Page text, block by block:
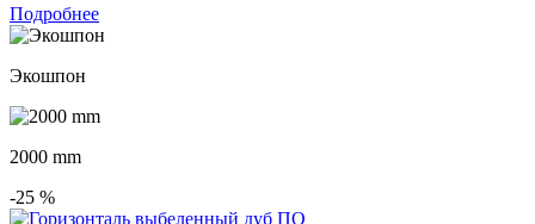
Подробнее
Экошпон
2000 mm
-25 %